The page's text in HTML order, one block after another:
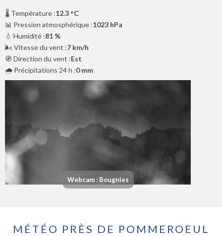
🌡️ Température :12.3 °C
📊 Pression atmosphérique :1023 hPa
💧 Humidité :81 %
🌬️ Vitesse du vent :7 km/h
🧭 Direction du vent :Est
🌧️ Précipitations 24 h :0 mm
Webcam : Bougnies
MÉTÉO PRÈS DE POMMEROEUL